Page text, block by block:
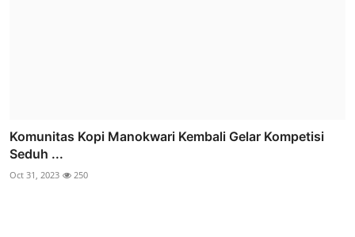
Komunitas Kopi Manokwari Kembali Gelar Kompetisi
Seduh ...
Oct 31, 2023 250